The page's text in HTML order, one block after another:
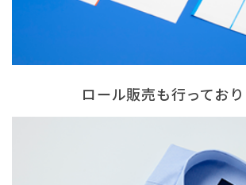
ロール販売も行ってお